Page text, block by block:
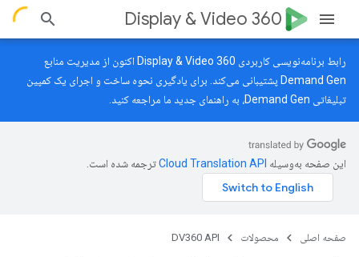
Display & Video 360
رابط برنامه‌نویسی کاربردی Display & Video 360 اکنون از مدیریت منابع
Demand Gen پشتیبانی می‌کند. برای یادگیری نحوه ساخت و اجرای یک کمپین
تبلیغاتی Demand Gen، به
راهنمای جدید ما مراجعه کنید.
این صفحه به‌وسیله ترجمه شده است.
صفحه اصلی محصولات DV360 API